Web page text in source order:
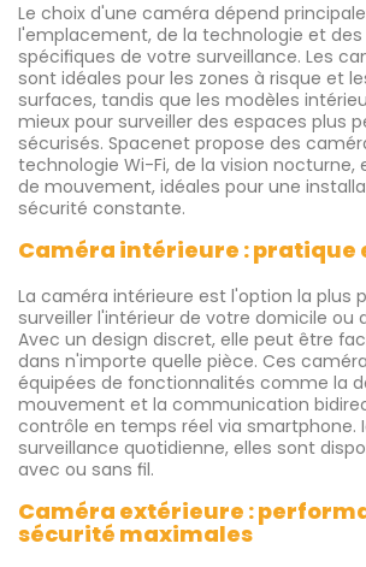
Le choix d'une caméra dépend
l'emplacement, de la technologie et des
spécifiques de votre surveillance. Les
sont idéales pour les zones à risque et
surfaces, tandis que les modèles
mieux pour surveiller des espaces plus
sécurisés. Spacenet propose des
technologie Wi-Fi, de la vision
de mouvement, idéales pour une
sécurité constante.
Caméra intérieure : pratique
La caméra intérieure est l'option la plus
surveiller l'intérieur de votre domicile ou
Avec un design discret, elle peut être
dans n'importe quelle pièce. Ces
équipées de fonctionnalités comme la
mouvement et la communication
contrôle en temps réel via smartphone.
surveillance quotidienne, elles sont
avec ou sans fil.
Caméra extérieure :
sécurité maximales